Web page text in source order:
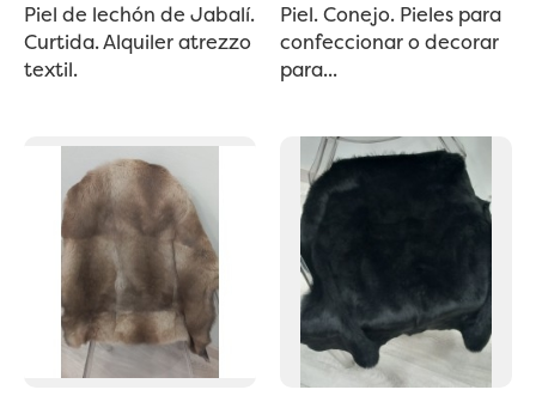
Piel de lechón de Jabalí.
Curtida. Alquiler atrezzo
textil.
Piel. Conejo. Pieles para
confeccionar o decorar
para...